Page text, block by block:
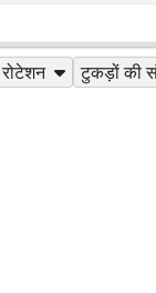
रोटेशन
टुकड़ों की